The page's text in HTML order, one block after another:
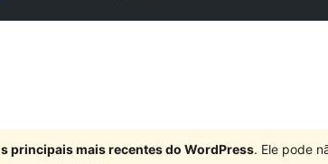
principais mais recentes do WordPress. Ele pode